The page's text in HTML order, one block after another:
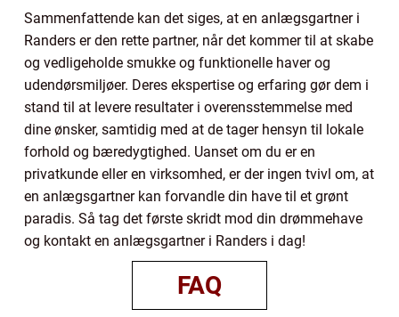
Sammenfattende kan det siges, at en anlægsgartner i
Randers er den rette partner, når det kommer til at skabe
og vedligeholde smukke og funktionelle haver og
udendørsmiljøer. Deres ekspertise og erfaring gør dem i
stand til at levere resultater i overensstemmelse med
dine ønsker, samtidig med at de tager hensyn til lokale
forhold og bæredygtighed. Uanset om du er en
privatkunde eller en virksomhed, er der ingen tvivl om, at
en anlægsgartner kan forvandle din have til et grønt
paradis. Så tag det første skridt mod din drømmehave
og kontakt en anlægsgartner i Randers i dag!
FAQ